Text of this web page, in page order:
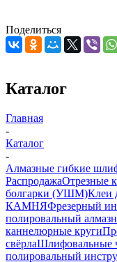
Поделиться
Каталог
Главная
-
Каталог
-
Алмазные гибкие
РаспродажаОтрезные
болгарки (УШМ)Клеи
КАМНЯФрезерный
полировальный
каннелюрные круги
свёрлаШлифовальные
полировальный